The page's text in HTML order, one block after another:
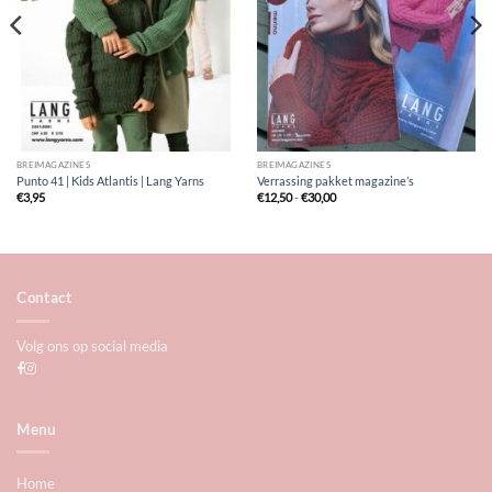
BREIMAGAZINES
Punto 41 | Kids Atlantis | Lang Yarns
€3,95
BREIMAGAZINES
Verrassing pakket magazine’s
€12,50-€30,00Prijsklasse:
€12,50
Contact
Volg ons op social media
Menu
Home